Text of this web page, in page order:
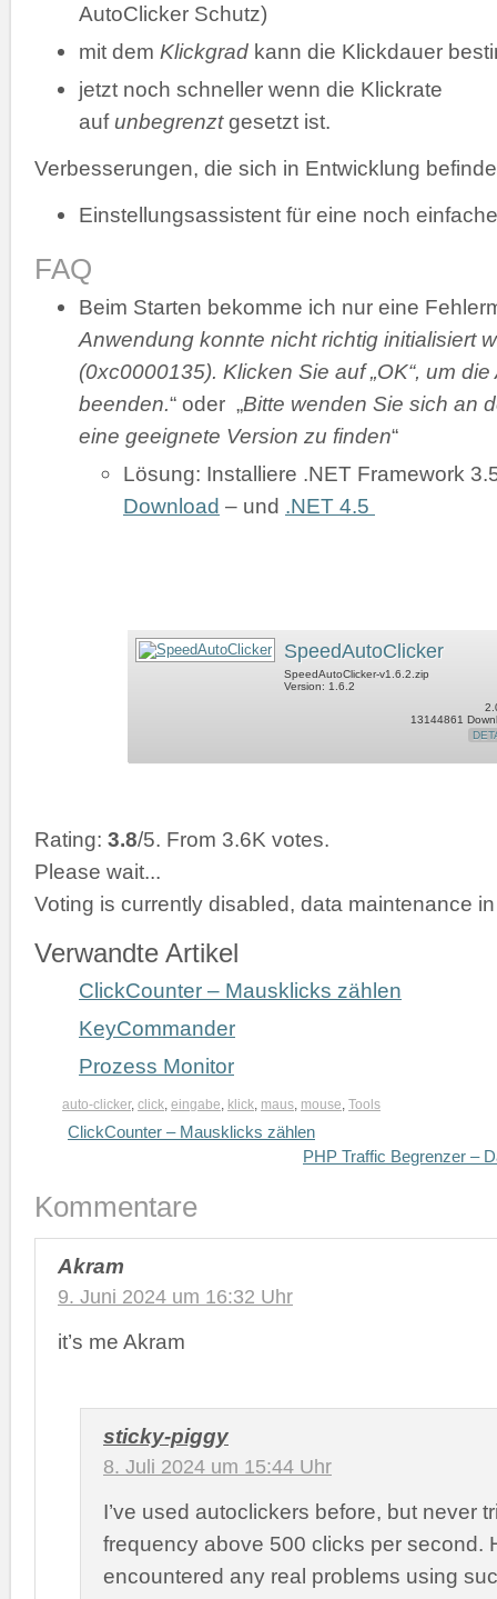
AutoClicker Schutz)
mit dem Klickgrad kann die Klickdauer
jetzt noch schneller wenn die Klickrate
aufunbegrenztgesetzt ist.
Verbesserungen, die sich in Entwicklung
Einstellungsassistent für eine noch
FAQ
Beim Starten bekomme ich nur eine
Anwendung konnte nicht richtig initialisiert
(0xc0000135). Klicken Sie auf „OK“, um
beenden.“ oder „Bitte wenden Sie sich an
eine geeignete Version zu finden“
Lösung: Installiere .NET Framework
Download – und .NET 4.5
SpeedAutoClicker
SpeedAutoClicker-v1.6.2.zip
Version: 1.6.2
13144861
Rating: 3.8/5. From 3.6K votes.
Please wait...
Voting is currently disabled, data maintenance
Verwandte Artikel
ClickCounter – Mausklicks zählen
KeyCommander
Prozess Monitor
auto-clicker, click, eingabe, klick, maus, mouse, Tools
ClickCounter – Mausklicks zählen
PHP Traffic Begrenzer –
Kommentare
Akram
9. Juni 2024 um 16:32 Uhr
it’s me Akram
sticky-piggy
8. Juli 2024 um 15:44 Uhr
I’ve used autoclickers before, but never
frequency above 500 clicks per second.
encountered any real problems using